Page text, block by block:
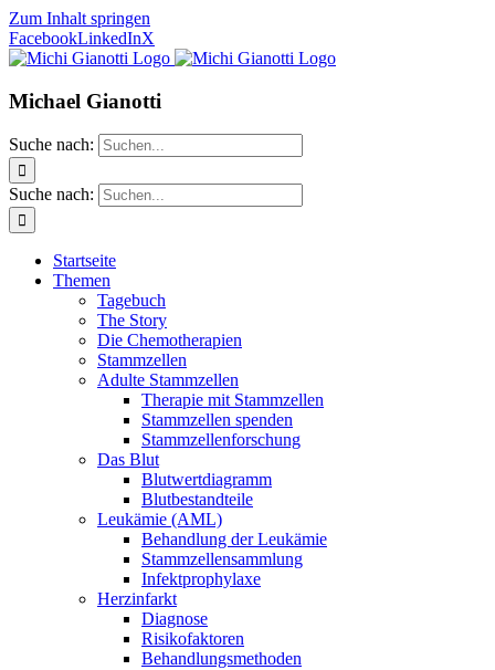
Zum Inhalt springen
FacebookLinkedInX
Michael Gianotti
Suche nach:
Suche nach:
Startseite
Themen
Tagebuch
The Story
Die Chemotherapien
Stammzellen
Adulte Stammzellen
Therapie mit Stammzellen
Stammzellen spenden
Stammzellenforschung
Das Blut
Blutwertdiagramm
Blutbestandteile
Leukämie (AML)
Behandlung der Leukämie
Stammzellensammlung
Infektprophylaxe
Herzinfarkt
Diagnose
Risikofaktoren
Behandlungsmethoden